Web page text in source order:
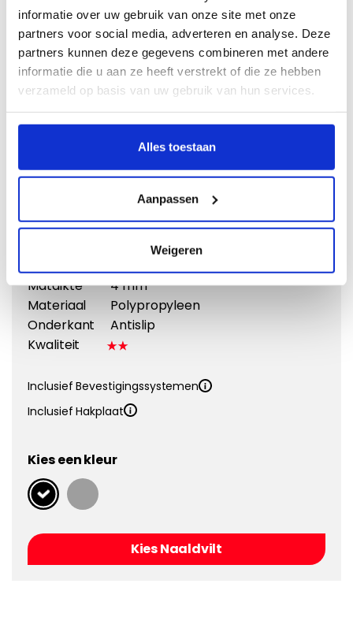
informatie over uw gebruik van onze site met onze
partners voor social media, adverteren en analyse. Deze
partners kunnen deze gegevens combineren met andere
informatie die u aan ze heeft verstrekt of die ze hebben
verzameld op basis van uw gebruik van hun services.
Alles toestaan
Aanpassen
Weigeren
Vergroten
Naaldvilt
Doeltreffend en voordelig
Vanaf €31,95
Matdikte
4 mm
Materiaal
Polypropyleen
Onderkant
Antislip
Kwaliteit
Inclusief Bevestigingssystemen
Inclusief Hakplaat
Kies een kleur
Kies Naaldvilt